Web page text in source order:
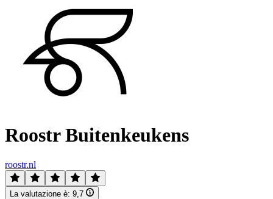
Roostr Buitenkeukens
roostr.nl
La valutazione è: 9,7